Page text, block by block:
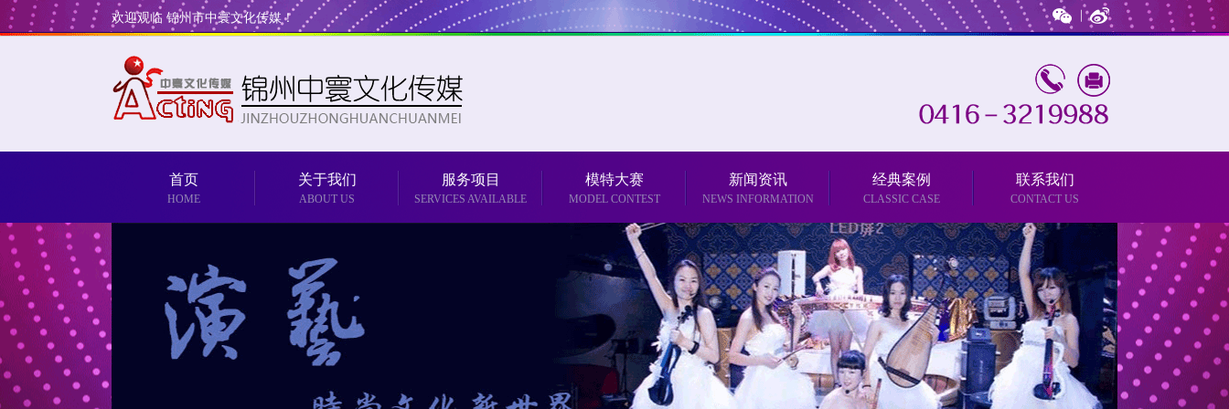
欢迎观临 锦州市中寰文化传媒！
首页
HOME
关于我们
ABOUT US
服务项目
SERVICES AVAILABLE
模特大赛
MODEL CONTEST
新闻资讯
NEWS INFORMATION
经典案例
CLASSIC CASE
联系我们
CONTACT US